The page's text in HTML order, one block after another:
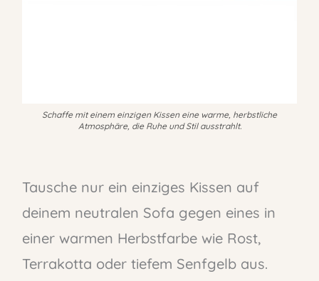
Schaffe mit einem einzigen Kissen eine warme, herbstliche
Atmosphäre, die Ruhe und Stil ausstrahlt.
Tausche nur ein einziges Kissen auf
deinem neutralen Sofa gegen eines in
einer warmen Herbstfarbe wie Rost,
Terrakotta oder tiefem Senfgelb aus.